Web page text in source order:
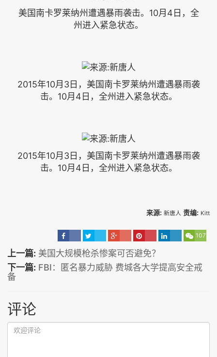
美国南卡罗莱纳州遭遇暴雨袭击。10月4日，全
州进入紧急状态。
2015年10月3日，美国南卡罗莱纳州遭遇暴雨袭
击。10月4日，全州进入紧急状态。
2015年10月3日，美国南卡罗莱纳州遭遇暴雨袭
击。10月4日，全州进入紧急状态。
来源: 新唐人 责编: Kitt
107
上一篇: 美国大规模枪杀惨案可否避免？
下一篇: FBI：匿名暴力威胁 费城各大学提高安全戒
备
评论